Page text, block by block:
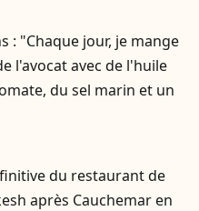
: "Chaque jour, je mange
l'avocat avec de l'huile
du sel marin et un
du restaurant de
après Cauchemar en